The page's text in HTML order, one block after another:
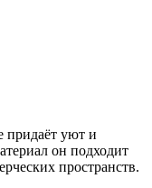
придаёт уют и
он подходит
пространств.